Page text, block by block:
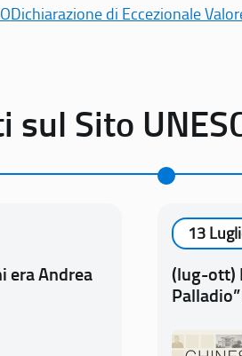
Dichiarazione di Eccezionale
sul Sito
era Andrea
13
(lug-ott)